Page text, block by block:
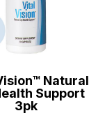
Natural
Support
3pk